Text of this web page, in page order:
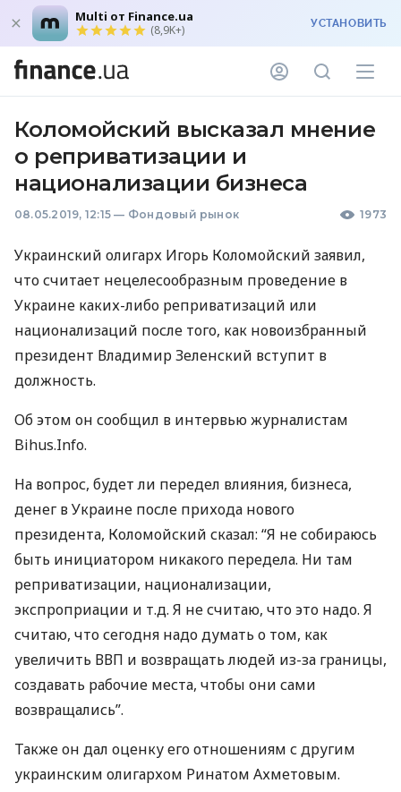
Multi от Finance.ua
(8,9K+) УСТАНОВИТЬ
Коломойский высказал мнение
о реприватизации и
национализации бизнеса
08.05.2019, 12:15 — Фондовый рынок 1973
Украинский олигарх Игорь Коломойский заявил,
что считает нецелесообразным проведение в
Украине каких-либо реприватизаций или
национализаций после того, как новоизбранный
президент Владимир Зеленский вступит в
должность.
Об этом он сообщил в интервью журналистам
Bihus.Info.
На вопрос, будет ли передел влияния, бизнеса,
денег в Украине после прихода нового
президента, Коломойский сказал: “Я не собираюсь
быть инициатором никакого передела. Ни там
реприватизации, национализации,
экспроприации и т.д. Я не считаю, что это надо. Я
считаю, что сегодня надо думать о том, как
увеличить ВВП и возвращать людей из-за границы,
создавать рабочие места, чтобы они сами
возвращались”.
Также он дал оценку его отношениям с другим
украинским олигархом Ринатом Ахметовым.